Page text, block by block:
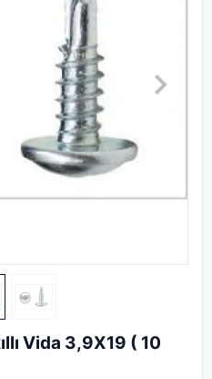
Vida 3,9X19 ( 10